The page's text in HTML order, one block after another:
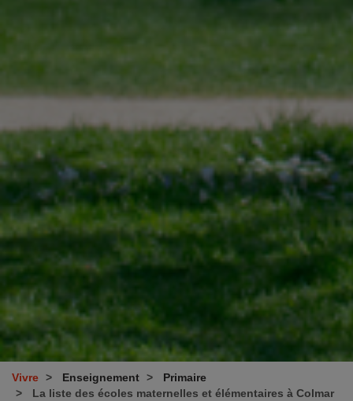
Vivre Enseignement
Primaire
La liste des écoles maternelles et élémentaires à Colmar